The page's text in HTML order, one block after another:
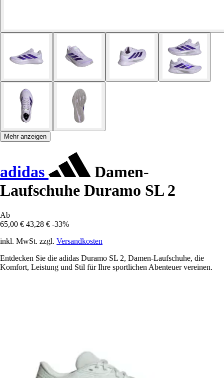
Mehr anzeigen
adidas
Damen-
Laufschuhe Duramo SL 2
Ab
65,00 € 43,28 € -33%
inkl. MwSt. zzgl. Versandkosten
Entdecken Sie die adidas Duramo SL 2, Damen-Laufschuhe, die
Komfort, Leistung und Stil für Ihre sportlichen Abenteuer vereinen.